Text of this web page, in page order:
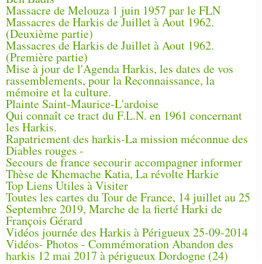
Massacre de Melouza 1 juin 1957 par le FLN
Massacres de Harkis de Juillet à Aout 1962.
(Deuxième partie)
Massacres de Harkis de Juillet à Aout 1962.
(Première partie)
Mise à jour de l'Agenda Harkis, les dates de vos
rassemblements, pour la Reconnaissance, la
mémoire et la culture.
Plainte Saint-Maurice-L'ardoise
Qui connaît ce tract du F.L.N. en 1961 concernant
les Harkis.
Rapatriement des harkis-La mission méconnue des
Diables rouges -
Secours de france secourir accompagner informer
Thèse de Khemache Katia, La révolte Harkie
Top Liens Utiles à Visiter
Toutes les cartes du Tour de France, 14 juillet au 25
Septembre 2019, Marche de la fierté Harki de
François Gérard
Vidéos journée des Harkis à Périgueux 25-09-2014
Vidéos- Photos - Commémoration Abandon des
harkis 12 mai 2017 à périgueux Dordogne (24)